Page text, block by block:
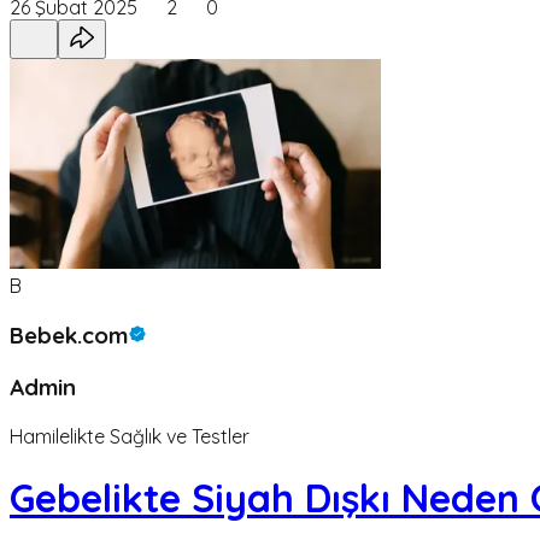
26 Şubat 2025 2 0
B
Bebek.com
Admin
Hamilelikte Sağlık ve Testler
Gebelikte Siyah Dışkı Neden